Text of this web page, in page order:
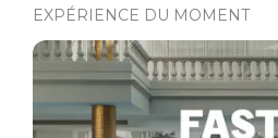
EXPÉRIENCE DU MOMENT